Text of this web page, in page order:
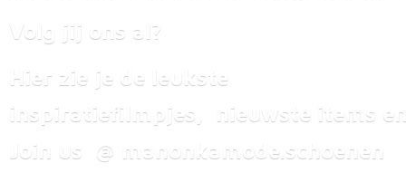
Volg jij ons al?
Hier zie je de leukste
inspiratiefilmpjes, nieuwste items
Join us @ manonkamode.schoenen